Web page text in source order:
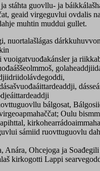
stáhta guovllu- ja
geaid virgeguvlui ovdalis
muhtin muddui gullet.
nuortalašlágas
vuoigatvuođakánsler ja
bálgosat,
Oulu
sámiid ruovttuguovlu
Anára, Ohcejoga ja
kirkogotti Lappi